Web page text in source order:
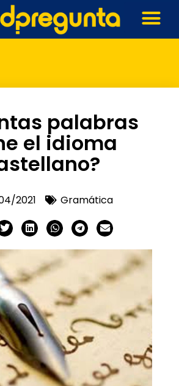
palabras
el idioma
2021 Gramática